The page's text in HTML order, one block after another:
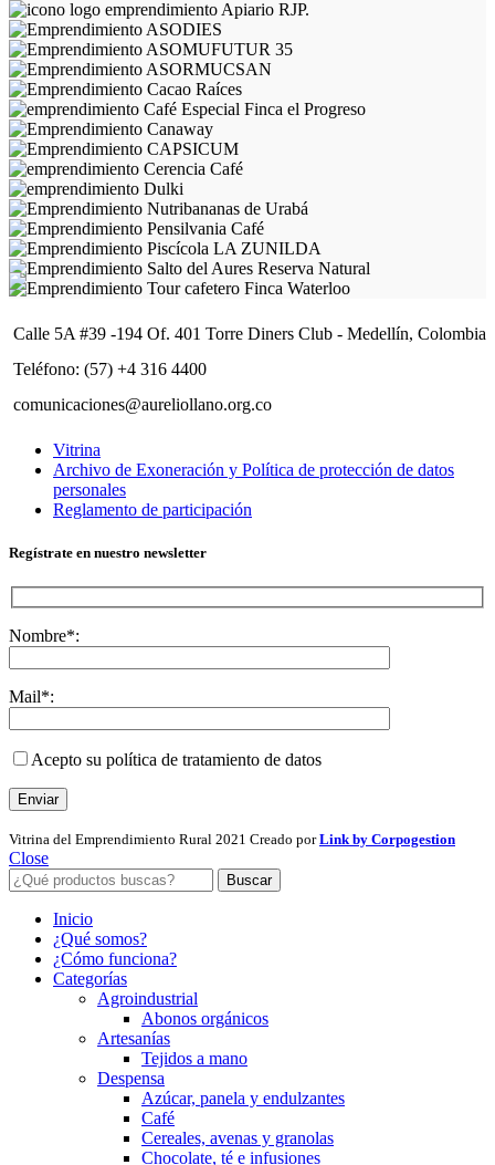
Calle 5A #39 -194 Of. 401 Torre Diners Club - Medellín, Colombia
Teléfono: (57) +4 316 4400
comunicaciones@aureliollano.org.co
Vitrina
Archivo de Exoneración y Política de protección de datos
personales
Reglamento de participación
Regístrate en nuestro newsletter
Nombre*:
Mail*:
Acepto su política de tratamiento de datos
Vitrina del Emprendimiento Rural 2021 Creado porLink by Corpogestion
Close
Buscar
Inicio
¿Qué somos?
¿Cómo funciona?
Categorías
Agroindustrial
Abonos orgánicos
Artesanías
Tejidos a mano
Despensa
Azúcar, panela y endulzantes
Café
Cereales, avenas y granolas
Chocolate, té e infusiones